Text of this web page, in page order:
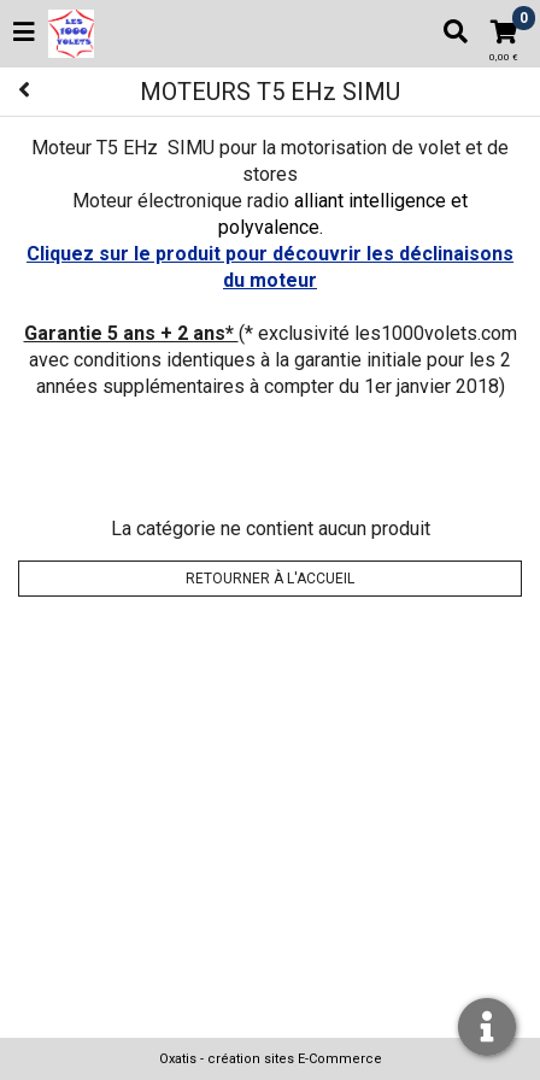
0
0,00 €
MOTEURS T5 EHz SIMU
Moteur T5 EHz SIMU pour la motorisation de volet et de
stores
Moteur électronique radio alliant intelligence et
polyvalence.
Cliquez sur le produit pour découvrir les déclinaisons
du moteur
Garantie 5 ans + 2 ans* (* exclusivité les1000volets.com
avec conditions identiques à la garantie initiale pour les 2
années supplémentaires à compter du 1er janvier 2018)
La catégorie ne contient aucun produit
RETOURNER À L'ACCUEIL
Oxatis - création sites E-Commerce